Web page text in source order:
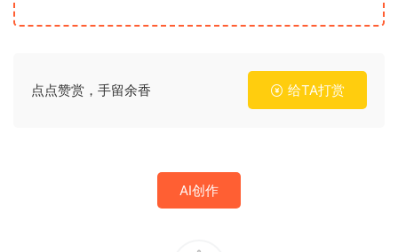
点点赞赏，手留余香 给TA打赏
AI创作